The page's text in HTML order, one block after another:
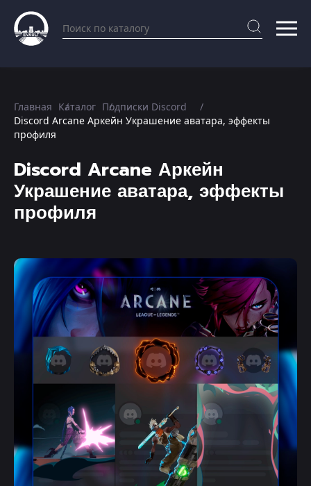
Главная Каталог Подписки Discord
Discord Arcane Аркейн Украшение аватара, эффекты
профиля
Discord Arcane Аркейн
Украшение аватара, эффекты
профиля